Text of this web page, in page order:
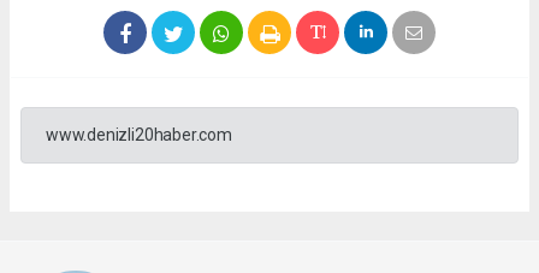
www.denizli20haber.com